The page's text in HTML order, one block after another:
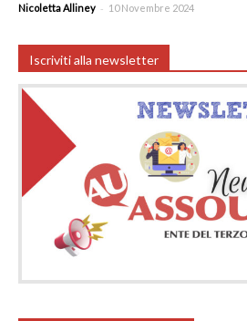
Nicoletta Alliney - 10 Novembre 2024
Iscriviti alla newsletter